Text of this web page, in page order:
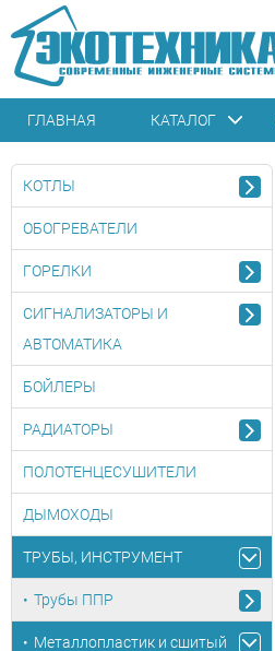
ГЛАВНАЯ КАТАЛОГ
КОТЛЫ
ОБОГРЕВАТЕЛИ
ГОРЕЛКИ
СИГНАЛИЗАТОРЫ И
АВТОМАТИКА
БОЙЛЕРЫ
РАДИАТОРЫ
ПОЛОТЕНЦЕСУШИТЕЛИ
ДЫМОХОДЫ
ТРУБЫ, ИНСТРУМЕНТ
Трубы ППР
Металлопластик и сшитый